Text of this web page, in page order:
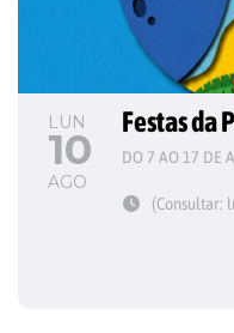
LUN
10
AGO
Festas da
DO 7 AO 17 DE
(Consultar: